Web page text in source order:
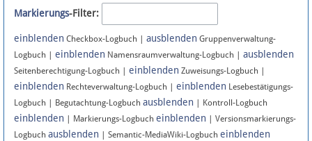
Bluesky
Facebook
Instagram
Anmelden
Markierungs-Filter:
einblenden Checkbox-Logbuch | ausblenden Gruppenverwaltung-
Logbuch | einblenden Namensraumverwaltung-Logbuch | ausblenden
Seitenberechtigung-Logbuch | einblenden Zuweisungs-Logbuch |
einblenden Rechteverwaltung-Logbuch | einblenden Lesebestätigungs-
Logbuch | Begutachtung-Logbuch ausblenden | Kontroll-Logbuch
einblenden | Markierungs-Logbuch einblenden | Versionsmarkierungs-
Logbuch ausblenden | Semantic-MediaWiki-Logbuch einblenden